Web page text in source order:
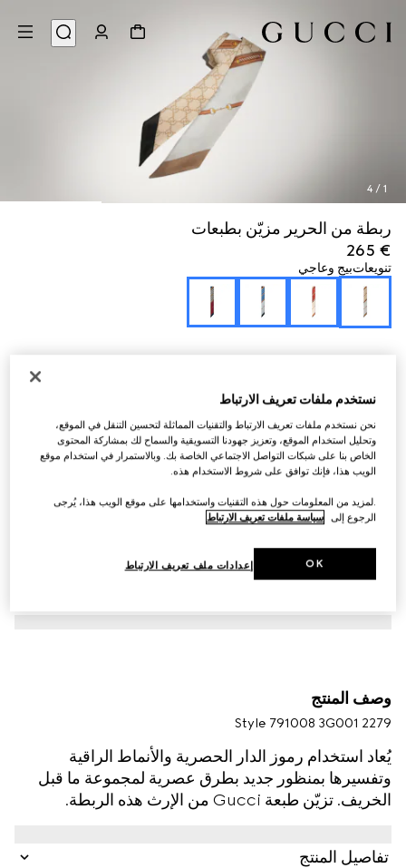
1
/
4
ربطة من الحرير مزيّن بطبعات
€ 265
تنويعاتبيج وعاجي
وصف المنتج
Style ‎791008 3G001 2279
يُعاد استخدام رموز الدار الحصرية والأنماط الراقية
وتفسيرها بمنظور جديد بطرق عصرية لمجموعة ما قبل
الخريف. تزيّن طبعة Gucci من الإرث هذه الربطة.
تفاصيل المنتج
نستخدم ملفات تعريف الارتباط
نحن نستخدم ملفات تعريف الارتباط والتقنيات المماثلة لتحسين التنقل في الموقع،
وتحليل استخدام الموقع، وتعزيز جهودنا التسويقية والسماح لك بمشاركة المحتوى
الخاص بنا على شبكات التواصل الاجتماعي الخاصة بك. وبالاستمرار في استخدام موقع
الويب هذا، فإنك توافق على شروط الاستخدام هذه.
.لمزيد من المعلومات حول هذه التقنيات واستخدامها على موقع الويب هذا، يُرجى
الرجوع إلى سياسة ملفات تعريف الارتباط
إعدادات ملف تعريف الارتباط OK